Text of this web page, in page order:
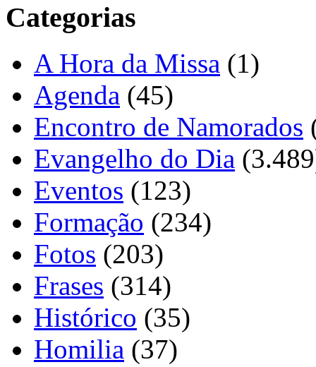
Categorias
A Hora da Missa (1)
Agenda (45)
Encontro de Namorados
Evangelho do Dia
Eventos (123)
Formação (234)
Fotos (203)
Frases (314)
Histórico (35)
Homilia (37)